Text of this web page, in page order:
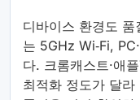
디바이스 환경도
는 5GHz Wi‑Fi,
다. 크롬캐스트·애
최적화 정도가 달라